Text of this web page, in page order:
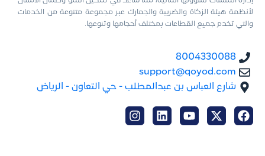
لأنظمة هيئة الزكاة والضريبة والجمارك عبر مجموعة متنوعة من الخدمات
والتي تخدم جميع القطاعات بمختلف أحجامها وتنوعها.
8004330088
support@qoyod.com
شارع العباس بن عبدالمطلب - حي التعاون - الرياض